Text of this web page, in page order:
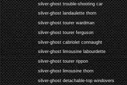
silver-ghost trouble-shooting car
silver-ghost landaulette thorn
silver-ghost tourer wardman
silver-ghost tourer ferguson
silver-ghost cabriolet connaught
silver-ghost limousine labourdette
silver-ghost tourer rippon
silver-ghost limousine thorn
silver-ghost detachable-top windovers